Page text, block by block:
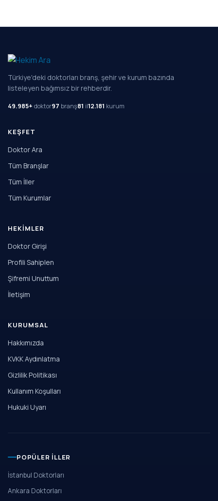
Türkiye'deki doktorları branş, şehir ve kurum bazında
listeleyen bağımsız bir rehberdir.
49.985+ doktor97 branş81 il12.181 kurum
KEŞFET
Doktor Ara
Tüm Branşlar
Tüm İller
Tüm Kurumlar
HEKIMLER
Doktor Girişi
Profili Sahiplen
Şifremi Unuttum
İletişim
KURUMSAL
Hakkımızda
KVKK Aydınlatma
Gizlilik Politikası
Kullanım Koşulları
Hukuki Uyarı
POPÜLER İLLER
İstanbul Doktorları
Ankara Doktorları